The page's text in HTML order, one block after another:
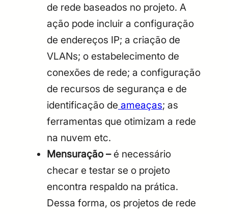
de rede baseados no projeto. A
ação pode incluir a configuração
de endereços IP; a criação de
VLANs; o estabelecimento de
conexões de rede; a configuração
de recursos de segurança e de
identificação de ameaças; as
ferramentas que otimizam a rede
na nuvem etc.
Mensuração –é necessário
checar e testar se o projeto
encontra respaldo na prática.
Dessa forma, os projetos de rede